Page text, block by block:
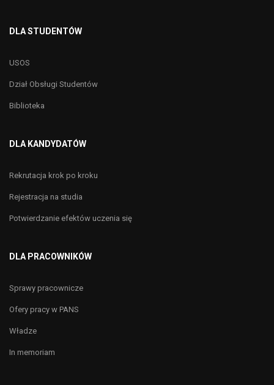
DLA STUDENTÓW
USOS
Dział Obsługi Studentów
Biblioteka
DLA KANDYDATÓW
Rekrutacja krok po kroku
Rejestracja na studia
Potwierdzanie efektów uczenia się
DLA PRACOWNIKÓW
Sprawy pracownicze
Ofery pracy w PANS
Władze
In memoriam